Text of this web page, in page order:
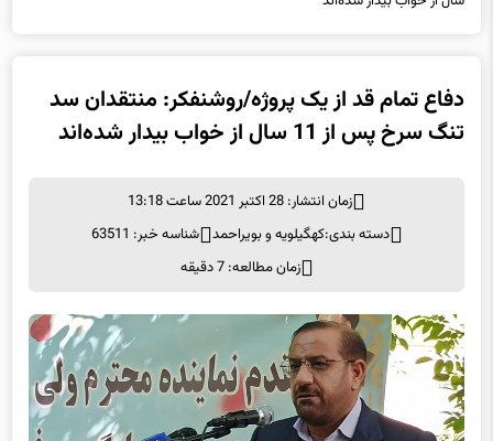
تنگ سرخ پس از 11 سال از خواب بیدار شده‌‌اند
دسته بندی: کهگیلویه و بویراحمد شناسه خبر: 63511
زمان مطالعه: 7 دقیقه